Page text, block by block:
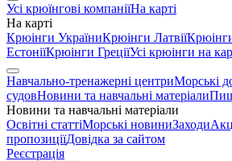
Усі крюїнгові компаніїНа карті
На карті
Крюінги УкраїниКрюінги Латвії
ЕстоніїКрюінги ГреціїУсі крюінги на
Навчально-тренажерні центриМорські
судовНовини та навчальні матеріали
Новини та навчальні матеріали
Освітні статтіМорські новиниЗаходи
пропозиціїДовідка за сайтом
Реєстрація